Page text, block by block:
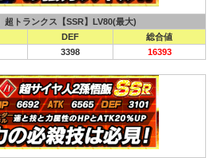
超トランクス【SSR】LV80(最大)
DEF
総合値
3398 16393